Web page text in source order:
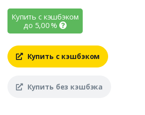
Купить с кэшбэком
до 5,00%
Купить с кэшбэком
Купить без кэшбэка